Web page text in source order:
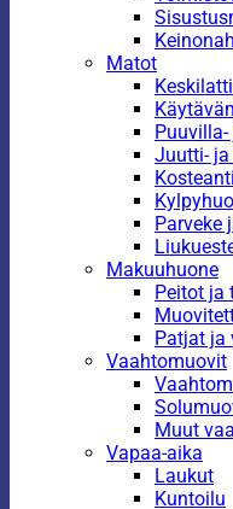
Matot
Juutti-
Parveke
Makuuhuone
Peitot ja
Patjat ja
Vaahtomuovit
Muut
Vapaa-aika
Laukut
Kuntoilu